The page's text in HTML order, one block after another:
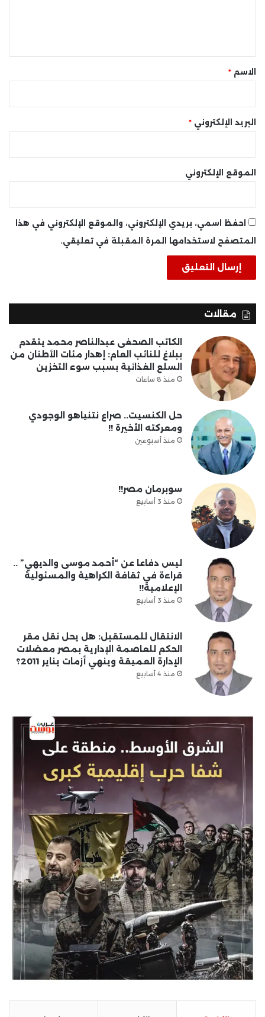
* الاسم *
البريد الإلكتروني *
الموقع الإلكتروني
احفظ اسمي، بريدي الإلكتروني، والموقع الإلكتروني في هذا
المتصفح لاستخدامها المرة المقبلة في تعليقي.
مقالات
الكاتب الصحفى عبدالناصر محمد يتقدم
ببلاغ للنائب العام: إهدار مئات الأطنان من
السلع الغذائية بسبب سوء التخزين
منذ 8 ساعات
حل الكنسيت.. صراع نتنياهو الوجودي
ومعركته الأخيرة !!
منذ أسبوعين
سوبرمان مصر!!
منذ 3 أسابيع
ليس دفاعا عن “أحمد موسى والديهي” ..
قراءة في ثقافة الكراهية والمسئولية
الإعلامية!!
منذ 3 أسابيع
الانتقال للمستقبل: هل يحل نقل مقر
الحكم للعاصمة الإدارية بمصر معضلات
الإدارة العميقة وينهي أزمات يناير 2011؟
منذ 4 أسابيع